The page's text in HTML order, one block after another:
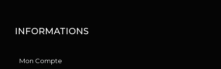
INFORMATIONS
Mon Compte